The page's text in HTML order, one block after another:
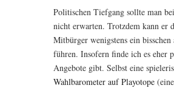
Poli­ti­schen Tief­gang soll­te man
nicht erwar­ten. Trotz­dem kann er
Mit­bür­ger wenigs­tens ein
füh­ren. Inso­fern fin­de ich es eher
Ange­bo­te gibt. Selbst eine
Wahl­ba­ro­me­ter auf Playo­to­pe(eine